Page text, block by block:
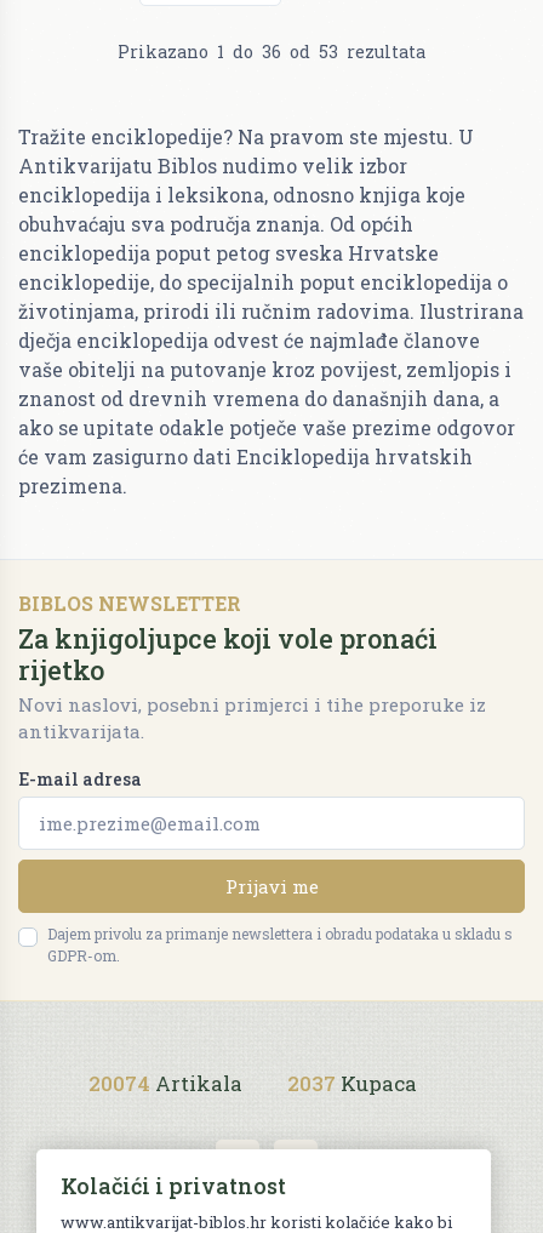
Prikazano 1 do 36 od 53 rezultata
Tražite enciklopedije? Na pravom ste mjestu. U
Antikvarijatu Biblos nudimo velik izbor
enciklopedija i leksikona, odnosno knjiga koje
obuhvaćaju sva područja znanja. Od općih
enciklopedija poput petog sveska Hrvatske
enciklopedije, do specijalnih poput enciklopedija o
životinjama, prirodi ili ručnim radovima. Ilustrirana
dječja enciklopedija odvest će najmlađe članove
vaše obitelji na putovanje kroz povijest, zemljopis i
znanost od drevnih vremena do današnjih dana, a
ako se upitate odakle potječe vaše prezime odgovor
će vam zasigurno dati Enciklopedija hrvatskih
prezimena.
BIBLOS NEWSLETTER
Za knjigoljupce koji vole pronaći
rijetko
Novi naslovi, posebni primjerci i tihe preporuke iz
antikvarijata.
E-mail adresa
Prijavi me
Dajem privolu za primanje newslettera i obradu podataka u skladu s
GDPR-om.
20074 Artikala 2037 Kupaca
Kolačići i privatnost
www.antikvarijat-biblos.hr koristi kolačiće kako bi